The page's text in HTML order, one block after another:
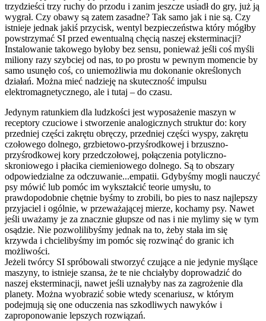
trzydzieści trzy ruchy do przodu i zanim jeszcze usiadł do gry, już ją
wygrał. Czy obawy są zatem zasadne? Tak samo jak i nie są. Czy
istnieje jednak jakiś przycisk, wentyl bezpieczeństwa który mógłby
powstrzymać SI przed ewentualną chęcią naszej eksterminacji?
Instalowanie takowego byłoby bez sensu, ponieważ jeśli coś myśli
miliony razy szybciej od nas, to po prostu w pewnym momencie by
samo usunęło coś, co uniemożliwia mu dokonanie określonych
działań. Można mieć nadzieję na skuteczność impulsu
elektromagnetycznego, ale i tutaj – do czasu.
Jedynym ratunkiem dla ludzkości jest wyposażenie maszyn w
receptory czuciowe i stworzenie analogicznych struktur do: kory
przedniej części zakrętu obręczy, przedniej części wyspy, zakrętu
czołowego dolnego, grzbietowo-przyśrodkowej i brzuszno-
przyśrodkowej kory przedczołowej, połączenia potyliczno-
skroniowego i płacika ciemieniowego dolnego. Są to obszary
odpowiedzialne za odczuwanie...empatii. Gdybyśmy mogli nauczyć
psy mówić lub pomóc im wykształcić teorie umysłu, to
prawdopodobnie chętnie byśmy to zrobili, bo pies to nasz najlepszy
przyjaciel i ogólnie, w przeważającej mierze, kochamy psy. Nawet
jeśli uważamy je za znacznie głupsze od nas i nie mylimy się w tym
osądzie. Nie pozwolilibyśmy jednak na to, żeby stała im się
krzywda i chcielibyśmy im pomóc się rozwinąć do granic ich
możliwości.
Jeżeli twórcy SI spróbowali stworzyć czujące a nie jedynie myślące
maszyny, to istnieje szansa, że te nie chciałyby doprowadzić do
naszej eksterminacji, nawet jeśli uznałyby nas za zagrożenie dla
planety. Można wyobrazić sobie wtedy scenariusz, w którym
podejmują się one oduczenia nas szkodliwych nawyków i
zaproponowanie lepszych rozwiązań.